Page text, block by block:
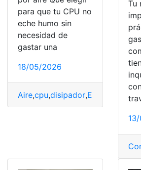
para que tu CPU no
eche humo sin
necesidad de
gastar una
18/05/2026
Aire,cpu,disipador,Elegir Fortuna,
Tu